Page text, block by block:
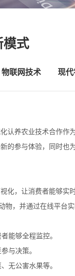
模式
物联网技术 现
认养农业技术合作作
的参与体验，同时也
，让消费者能够实
，并通过在线平台实
能够全程监控。
与决策。
无公害水果等。